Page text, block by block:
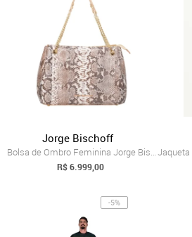
Jorge Bischoff
Bolsa de Ombro Feminina Jorge Bischoff F...
R$ 6.999,00
-5%